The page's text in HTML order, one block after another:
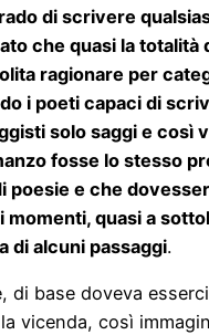
di scrivere
che quasi la totalità
ragionare per
i poeti capaci di
solo saggi e così
fosse lo stesso
poesie e che
i momenti, quasi a
di alcuni passaggi.
di base doveva
vicenda, così